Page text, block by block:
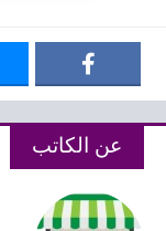
عن الكاتب